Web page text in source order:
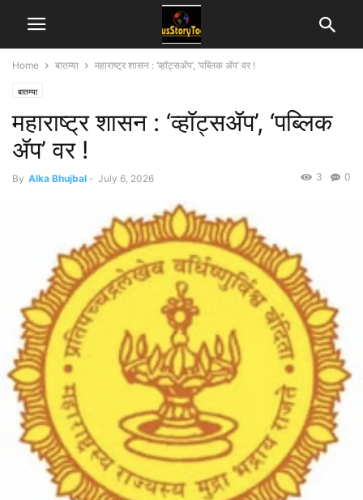
Home बातम्या महाराष्ट्र शासन : ‘व्हॉट्सॲप’, ‘पब्लिक ॲप’ वर !
बातम्या
महाराष्ट्र शासन : ‘व्हॉट्सॲप’, ‘पब्लिक
ॲप’ वर !
By Alka Bhujbal - July 6, 2026 0
3